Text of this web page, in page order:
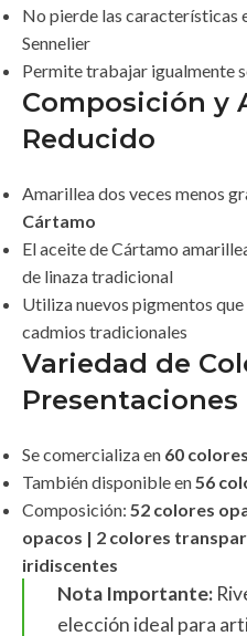
No pierde las características
Sennelier
Permite trabajar igualmente
Composición y
Reducido
Amarillea dos veces menos
Cártamo
El aceite de Cártamo
de linaza tradicional
Utiliza nuevos pigmentos
cadmios tradicionales
Variedad de
Presentaciones
Se comercializa en 60
También disponible en56
Composición: 52 colores
opacos | 2 colores
iridiscentes
Nota Importante:
elección ideal para